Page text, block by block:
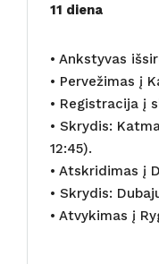
11 diena
• Ankstyvas
• Pervežimas į
• Registracija į
• Skrydis:
12:45).
• Atskridimas į
• Skrydis:
• Atvykimas į